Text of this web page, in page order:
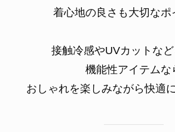
着心地の良さも大切なポ
接触冷感やUVカットな
機能性アイテムな
おしゃれを楽しみながら快適